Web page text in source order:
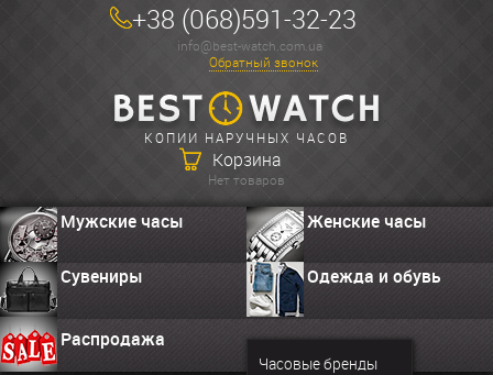
+38 (068)591-32-23
info@best-watch.com.ua
Обратный звонок
КОПИИ НАРУЧНЫХ ЧАСОВ
Корзина
Нет товаров
Мужские часы Женские часы
Сувениры Одежда и обувь
Распродажа
Часовые бренды